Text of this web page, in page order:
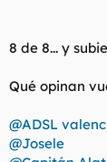
8 de 8... y
Qué opinan
@ADSL
@Josele